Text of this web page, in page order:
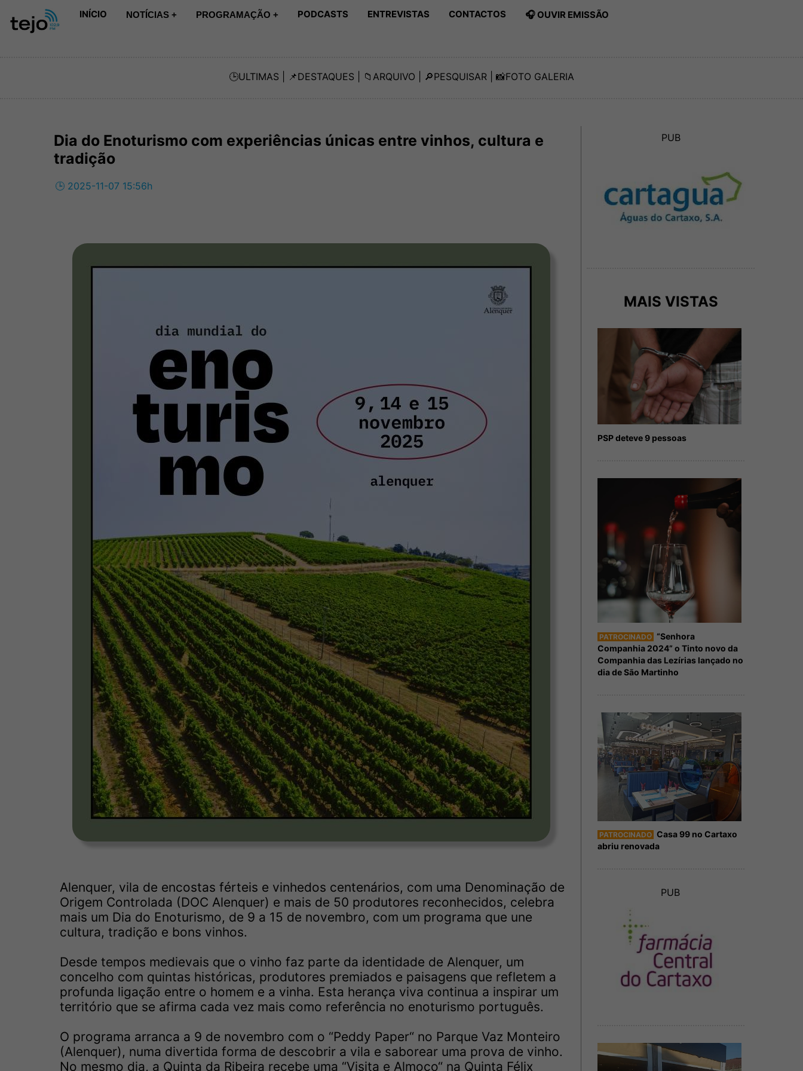
INÍCIO NOTÍCIAS + PROGRAMAÇÃO + PODCASTS ENTREVISTAS CONTACTOS 🎧 OUVIR EMISSÃO
🕒ULTIMAS | 📌DESTAQUES | 📁 ARQUIVO | 🔎PESQUISAR | 📸FOTO GALERIA
Dia do Enoturismo com experiências únicas entre vinhos, cultura e
tradição
🕒 2025-11-07 15:56h
Alenquer, vila de encostas férteis e vinhedos centenários, com uma Denominação de
Origem Controlada (DOC Alenquer) e mais de 50 produtores reconhecidos, celebra
mais um Dia do Enoturismo, de 9 a 15 de novembro, com um programa que une
cultura, tradição e bons vinhos.
Desde tempos medievais que o vinho faz parte da identidade de Alenquer, um
concelho com quintas históricas, produtores premiados e paisagens que refletem a
profunda ligação entre o homem e a vinha. Esta herança viva continua a inspirar um
território que se afirma cada vez mais como referência no enoturismo português.
O programa arranca a 9 de novembro com o “Peddy Paper“ no Parque Vaz Monteiro
(Alenquer), numa divertida forma de descobrir a vila e saborear uma prova de vinho.
No mesmo dia, a Quinta da Ribeira recebe uma “Visita e Almoço“ na Quinta Félix
PUB
MAIS VISTAS
PSP deteve 9 pessoas
PATROCINADO “Senhora
Companhia 2024” o Tinto novo da
Companhia das Lezírias lançado no
dia de São Martinho
PATROCINADO Casa 99 no Cartaxo
abriu renovada
PUB